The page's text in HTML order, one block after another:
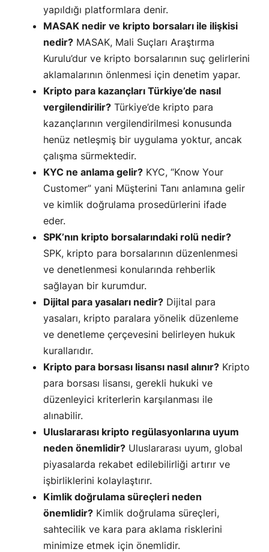
yapıldığı platformlara denir.
MASAK nedir ve kripto borsaları ile ilişkisi
nedir? MASAK, Mali Suçları Araştırma
Kurulu’dur ve kripto borsalarının suç gelirlerini
aklamalarının önlenmesi için denetim yapar.
Kripto para kazançları Türkiye’de nasıl
vergilendirilir? Türkiye’de kripto para
kazançlarının vergilendirilmesi konusunda
henüz netleşmiş bir uygulama yoktur, ancak
çalışma sürmektedir.
KYC ne anlama gelir? KYC, “Know Your
Customer” yani Müşterini Tanı anlamına gelir
ve kimlik doğrulama prosedürlerini ifade
eder.
SPK’nın kripto borsalarındaki rolü nedir?
SPK, kripto para borsalarının düzenlenmesi
ve denetlenmesi konularında rehberlik
sağlayan bir kurumdur.
Dijital para yasaları nedir? Dijital para
yasaları, kripto paralara yönelik düzenleme
ve denetleme çerçevesini belirleyen hukuk
kurallarıdır.
Kripto para borsası lisansı nasıl alınır? Kripto
para borsası lisansı, gerekli hukuki ve
düzenleyici kriterlerin karşılanması ile
alınabilir.
Uluslararası kripto regülasyonlarına uyum
neden önemlidir? Uluslararası uyum, global
piyasalarda rekabet edilebilirliği artırır ve
işbirliklerini kolaylaştırır.
Kimlik doğrulama süreçleri neden
önemlidir? Kimlik doğrulama süreçleri,
sahtecilik ve kara para aklama risklerini
minimize etmek için önemlidir.